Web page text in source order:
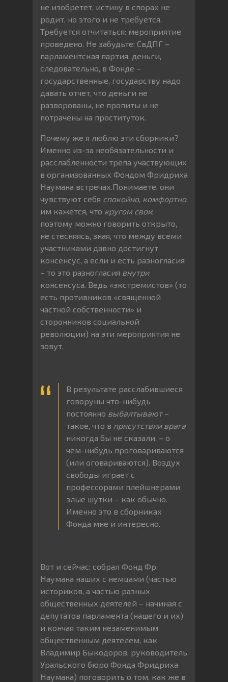
не изобретет, истину в спорах не
родит, но этого и не требуется.
Требуется отчитаться: мероприятие
проведено. Не забудьте: СвДПГ –
парламентская партия, деньги,
следовательно, в Фонде –
государственные, государству надо
давать отчет, что деньги не
разворованы, не пропиты и не
потрачены на проституток.
Почему же я люблю эти сборники?
Именно из-за необязательности и
расслабленности трёпа участвующих
в организованных Фондом Фридриха
Наумана встречах.Понимаете, они
чувствуют себя спокойно, комфортно,
им кажется, что кругом свои,
поэтому можно говорить открыто,
не стесняясь, зная, что между всеми
участниками давно достигнут
консенсус, а если и есть разногласия
– то это разногласия внутри
консенсуса. Ведь «экстремистов» (то
есть противников «священной
частной собственности» и
сторонников социальной
революции) на эти мероприятия не
зовут.
В результате расслабившиеся
говоруны что-нибудь
постоянно выбалтывают–
такое, что в присутствии врага
никогда бы не сказали, – о
чем-нибудь проговариваются
(или оговариваются). Воздух
свободы играет с
профессорами плейшнерами
злые шутки – как обычно.
Именно это в сборниках
Фонда мне и интересно.
Вот и сейчас: собрал Фонд Фр.
Наумана наших с немцами (частью
историков, а частью разных
общественных деятелей – начиная с
депутатов парламента (нашего и их)
и кончая таким незаменимым
общественным деятелем, как
Владимир Быкодоров, руководитель
Уральского бюро Фонда Фридриха
Наумана) поговорить о том, как же в